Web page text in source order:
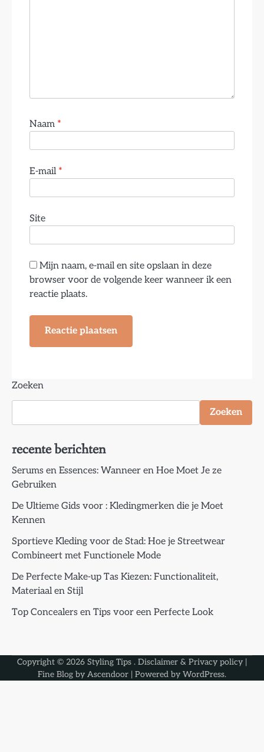
Naam *
E-mail *
Site
Mijn naam, e-mail en site opslaan in deze
browser voor de volgende keer wanneer ik een
reactie plaats.
Zoeken
Zoeken
recente berichten
Serums en Essences: Wanneer en Hoe Moet Je ze
Gebruiken
De Ultieme Gids voor : Kledingmerken die je Moet
Kennen
Sportieve Kleding voor de Stad: Hoe je Streetwear
Combineert met Functionele Mode
De Perfecte Make-up Tas Kiezen: Functionaliteit,
Materiaal en Stijl
Top Concealers en Tips voor een Perfecte Look
Copyright © 2026 Styling Tips . Disclaimer & Privacy policy |
Fine Blog by Ascendoor | Powered by WordPress.